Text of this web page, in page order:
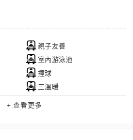
親子友善
室內游泳池
撞球
三溫暖
自行車租借
+ 查看更多